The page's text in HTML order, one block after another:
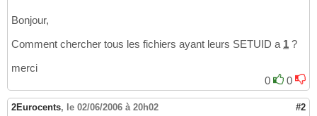
Bonjour,
Comment chercher tous les fichiers ayant leurs SETUID a 1 ?
merci
0
0
2Eurocents, le 02/06/2006 à 20h02 #2